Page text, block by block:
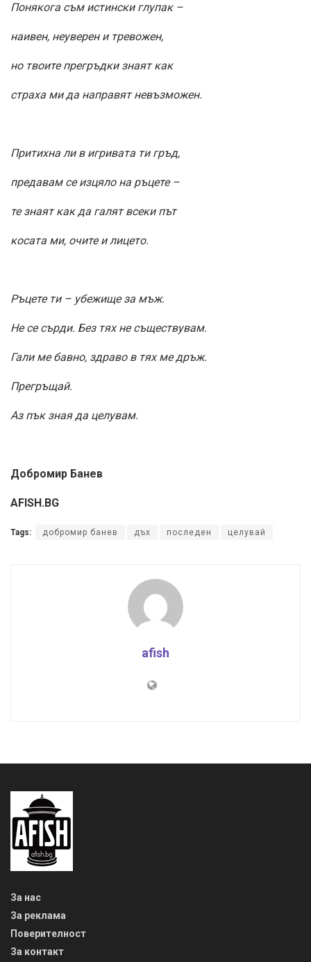
Понякога съм истински глупак –
наивен, неуверен и тревожен,
но твоите прегръдки знаят как
страха ми да направят невъзможен.
Притихна ли в игривата ти гръд,
предавам се изцяло на ръцете –
те знаят как да галят всеки път
косата ми, очите и лицето.
Ръцете ти – убежище за мъж.
Не се сърди. Без тях не съществувам.
Гали ме бавно, здраво в тях ме дръж.
Прегръщай.
Аз пък зная да целувам.
Добромир Банев
AFISH.BG
Tags: добромир банев дъх последен целувай
afish
За нас
За реклама
Поверителност
За контакт